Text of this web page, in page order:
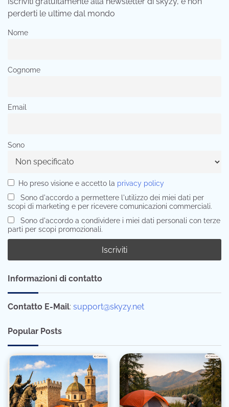
perderti le ultime dal mondo
Nome
Cognome
Email
Sono
Ho preso visione e accetto la privacy policy
Sono d'accordo a permettere l'utilizzo dei miei dati per
scopi di marketing e per ricevere comunicazioni commerciali.
Sono d'accordo a condividere i miei dati personali con terze
parti per scopi promozionali.
Informazioni di contatto
Contatto E-Mail: support@skyzy.net
Popular Posts